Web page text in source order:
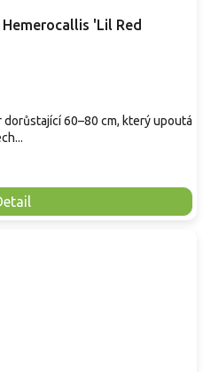
'Lil Red
60–80 cm, který upoutá